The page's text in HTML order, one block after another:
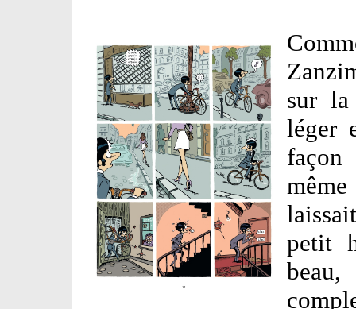
sur la
léger
façon
petit